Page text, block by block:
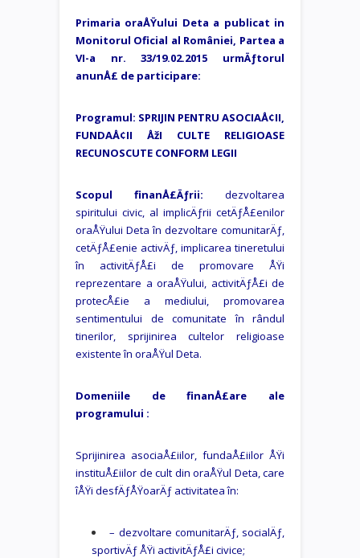
Primaria oraÅŸului Deta a publicat in
Monitorul Oficial al României, Partea a
VI-a nr. 33/19.02.2015 urmÄƒtorul
anunÅ£ de participare:
Programul: SPRIJIN PENTRU ASOCIAÅ¢II,
FUNDAÅ¢II ÅžI CULTE RELIGIOASE
RECUNOSCUTE CONFORM LEGII
Scopul finanÅ£Äƒrii: dezvoltarea
spiritului civic, al implicÄƒrii cetÄƒÅ£enilor
oraÅŸului Deta în dezvoltare comunitarÄƒ,
cetÄƒÅ£enie activÄƒ, implicarea tineretului
în activitÄƒÅ£i de promovare ÅŸi
reprezentare a oraÅŸului, activitÄƒÅ£i de
protecÅ£ie a mediului, promovarea
sentimentului de comunitate în rândul
tinerilor, sprijinirea cultelor religioase
existente în oraÅŸul Deta.
Domeniile de finanÅ£are ale
programului :
Sprijinirea asociaÅ£iilor, fundaÅ£iilor ÅŸi
instituÅ£iilor de cult din oraÅŸul Deta, care
îÅŸi desfÄƒÅŸoarÄƒ activitatea în:
– dezvoltare comunitarÄƒ, socialÄƒ,
sportivÄƒ ÅŸi activitÄƒÅ£i civice;